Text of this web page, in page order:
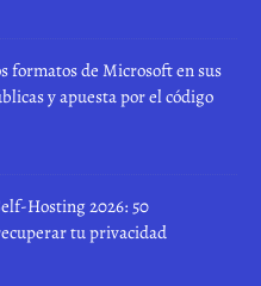
formatos de Microsoft en sus
y apuesta por el código
Hosting 2026: 50
tu privacidad